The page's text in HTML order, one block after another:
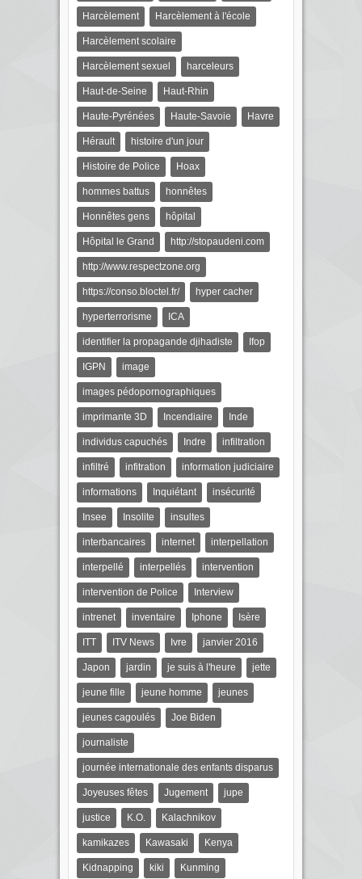
Harcèlement Harcèlement à l'école
Harcèlement scolaire
Harcèlement sexuel harceleurs
Haut-de-Seine Haut-Rhin
Haute-Pyrénées Haute-Savoie Havre
Hérault histoire d'un jour
Histoire de Police Hoax
hommes battus honnêtes
Honnêtes gens hôpital
Hôpital le Grand http://stopaudeni.com
http://www.respectzone.org
https://conso.bloctel.fr/ hyper cacher
hyperterrorisme ICA
identifier la propagande djihadiste Ifop
IGPN image
images pédopornographiques
imprimante 3D Incendiaire Inde
individus capuchés Indre infiltration
infiltré infitration information judiciaire
informations Inquiétant insécurité
Insee Insolite insultes
interbancaires internet interpellation
interpellé interpellés intervention
intervention de Police Interview
intrenet inventaire Iphone Isère
ITT ITV News Ivre janvier 2016
Japon jardin je suis à l'heure jette
jeune fille jeune homme jeunes
jeunes cagoulés Joe Biden
journaliste
journée internationale des enfants disparus
Joyeuses fêtes Jugement jupe
justice K.O. Kalachnikov
kamikazes Kawasaki Kenya
Kidnapping kiki Kunming